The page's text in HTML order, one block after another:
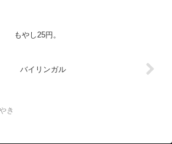
もやし25円。
バイリンガル
き